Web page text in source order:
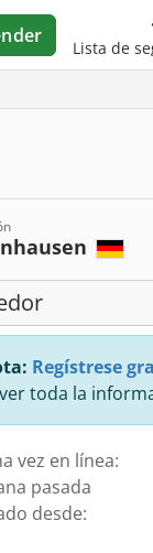
Lista de
Regístrese
toda la
vez en línea:
pasada
desde: